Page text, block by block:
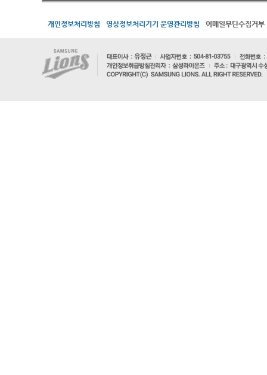
개인정보처리방침 영상정보처리기기 운영관리방침 이메일무단수집거부